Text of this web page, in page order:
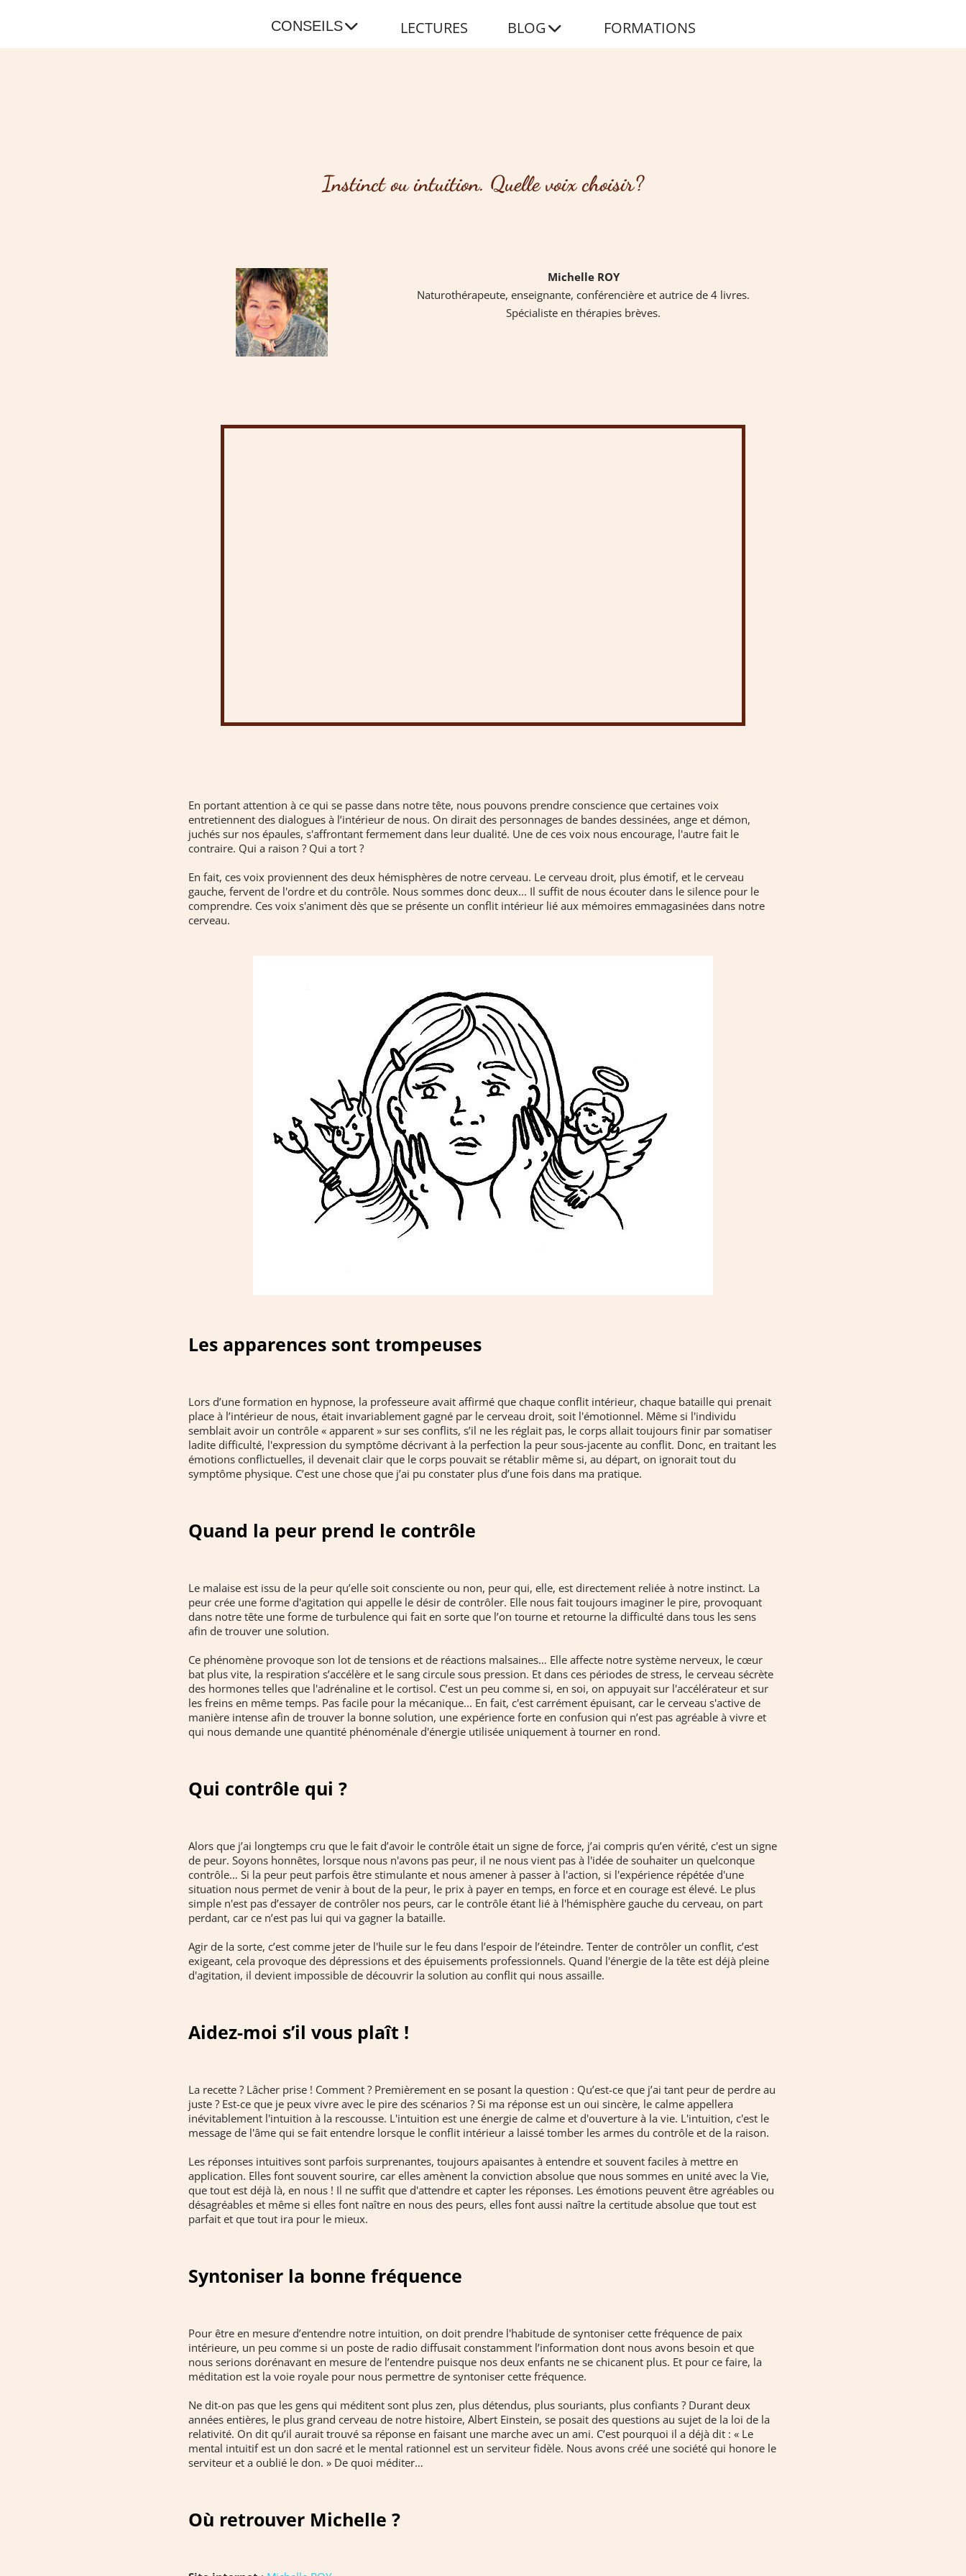
CONSEILS LECTURES BLOG FORMATIONS
Instinct ou intuition. Quelle voix choisir?
Michelle ROY
Naturothérapeute, enseignante, conférencière et autrice de 4 livres.
Spécialiste en thérapies brèves.
En portant attention à ce qui se passe dans notre tête, nous pouvons prendre conscience que certaines voix
entretiennent des dialogues à l’intérieur de nous. On dirait des personnages de bandes dessinées, ange et démon,
juchés sur nos épaules, s'affrontant fermement dans leur dualité. Une de ces voix nous encourage, l'autre fait le
contraire. Qui a raison ? Qui a tort ?
En fait, ces voix proviennent des deux hémisphères de notre cerveau. Le cerveau droit, plus émotif, et le cerveau
gauche, fervent de l'ordre et du contrôle. Nous sommes donc deux... Il suffit de nous écouter dans le silence pour le
comprendre. Ces voix s'animent dès que se présente un conflit intérieur lié aux mémoires emmagasinées dans notre
cerveau.
Les apparences sont trompeuses
Lors d’une formation en hypnose, la professeure avait affirmé que chaque conflit intérieur, chaque bataille qui prenait
place à l’intérieur de nous, était invariablement gagné par le cerveau droit, soit l'émotionnel. Même si l'individu
semblait avoir un contrôle « apparent » sur ses conflits, s’il ne les réglait pas, le corps allait toujours finir par somatiser
ladite difficulté, l'expression du symptôme décrivant à la perfection la peur sous-jacente au conflit. Donc, en traitant les
émotions conflictuelles, il devenait clair que le corps pouvait se rétablir même si, au départ, on ignorait tout du
symptôme physique. C’est une chose que j’ai pu constater plus d’une fois dans ma pratique.
Quand la peur prend le contrôle
Le malaise est issu de la peur qu’elle soit consciente ou non, peur qui, elle, est directement reliée à notre instinct. La
peur crée une forme d'agitation qui appelle le désir de contrôler. Elle nous fait toujours imaginer le pire, provoquant
dans notre tête une forme de turbulence qui fait en sorte que l’on tourne et retourne la difficulté dans tous les sens
afin de trouver une solution.
Ce phénomène provoque son lot de tensions et de réactions malsaines… Elle affecte notre système nerveux, le cœur
bat plus vite, la respiration s’accélère et le sang circule sous pression. Et dans ces périodes de stress, le cerveau sécrète
des hormones telles que l'adrénaline et le cortisol. C’est un peu comme si, en soi, on appuyait sur l'accélérateur et sur
les freins en même temps. Pas facile pour la mécanique... En fait, c'est carrément épuisant, car le cerveau s'active de
manière intense afin de trouver la bonne solution, une expérience forte en confusion qui n’est pas agréable à vivre et
qui nous demande une quantité phénoménale d'énergie utilisée uniquement à tourner en rond.
Qui contrôle qui ?
Alors que j’ai longtemps cru que le fait d’avoir le contrôle était un signe de force, j’ai compris qu’en vérité, c'est un signe
de peur. Soyons honnêtes, lorsque nous n'avons pas peur, il ne nous vient pas à l'idée de souhaiter un quelconque
contrôle… Si la peur peut parfois être stimulante et nous amener à passer à l'action, si l'expérience répétée d'une
situation nous permet de venir à bout de la peur, le prix à payer en temps, en force et en courage est élevé. Le plus
simple n'est pas d’essayer de contrôler nos peurs, car le contrôle étant lié à l'hémisphère gauche du cerveau, on part
perdant, car ce n’est pas lui qui va gagner la bataille.
Agir de la sorte, c’est comme jeter de l'huile sur le feu dans l’espoir de l’éteindre. Tenter de contrôler un conflit, c’est
exigeant, cela provoque des dépressions et des épuisements professionnels. Quand l'énergie de la tête est déjà pleine
d'agitation, il devient impossible de découvrir la solution au conflit qui nous assaille.
Aidez-moi s’il vous plaît !
La recette ? Lâcher prise ! Comment ? Premièrement en se posant la question : Qu’est-ce que j’ai tant peur de perdre au
juste ? Est-ce que je peux vivre avec le pire des scénarios ? Si ma réponse est un oui sincère, le calme appellera
inévitablement l'intuition à la rescousse. L'intuition est une énergie de calme et d'ouverture à la vie. L'intuition, c'est le
message de l'âme qui se fait entendre lorsque le conflit intérieur a laissé tomber les armes du contrôle et de la raison.
Les réponses intuitives sont parfois surprenantes, toujours apaisantes à entendre et souvent faciles à mettre en
application. Elles font souvent sourire, car elles amènent la conviction absolue que nous sommes en unité avec la Vie,
que tout est déjà là, en nous ! Il ne suffit que d'attendre et capter les réponses. Les émotions peuvent être agréables ou
désagréables et même si elles font naître en nous des peurs, elles font aussi naître la certitude absolue que tout est
parfait et que tout ira pour le mieux.
Syntoniser la bonne fréquence
Pour être en mesure d’entendre notre intuition, on doit prendre l'habitude de syntoniser cette fréquence de paix
intérieure, un peu comme si un poste de radio diffusait constamment l’information dont nous avons besoin et que
nous serions dorénavant en mesure de l’entendre puisque nos deux enfants ne se chicanent plus. Et pour ce faire, la
méditation est la voie royale pour nous permettre de syntoniser cette fréquence.
Ne dit-on pas que les gens qui méditent sont plus zen, plus détendus, plus souriants, plus confiants ? Durant deux
années entières, le plus grand cerveau de notre histoire, Albert Einstein, se posait des questions au sujet de la loi de la
relativité. On dit qu’il aurait trouvé sa réponse en faisant une marche avec un ami. C’est pourquoi il a déjà dit : « Le
mental intuitif est un don sacré et le mental rationnel est un serviteur fidèle. Nous avons créé une société qui honore le
serviteur et a oublié le don. » De quoi méditer…
Où retrouver Michelle ?